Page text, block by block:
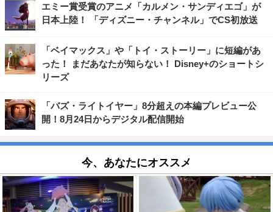
エミー賞受賞のアニメ「カルメン・サンディエゴ」が
日本上陸！ 「ディズニー・チャンネル」でCS初放送
「ベイマックス」や「トイ・ストーリー」に短編があ
った！ まだあなたが知らない！ Disney+のショートシ
リーズ
「バズ・ライトイヤー」8分超えの本編プレビュー公
開！8月24日からデジタル配信開始
今、あなたにオススメ